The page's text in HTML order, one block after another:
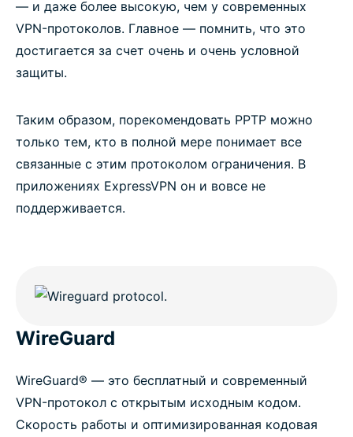
— и даже более высокую, чем у современных
VPN-протоколов. Главное — помнить, что это
достигается за счет очень и очень условной
защиты.
Таким образом, порекомендовать PPTP можно
только тем, кто в полной мере понимает все
связанные с этим протоколом ограничения. В
приложениях ExpressVPN он и вовсе не
поддерживается.
WireGuard
WireGuard® — это бесплатный и современный
VPN-протокол с открытым исходным кодом.
Скорость работы и оптимизированная кодовая